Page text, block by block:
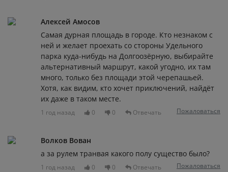
Алексей Амосов
Самая дурная площадь в городе. Кто незнаком с
ней и желает проехать со стороны Удельного
парка куда-нибудь на Долгоозёрную, выбирайте
альтернативный маршрут, какой угодно, их там
много, только без площади этой черепашьей.
Хотя, как видим, кто хочет приключений, найдёт
их даже в таком месте.
1 год назад 0 0 Отвечать Пожаловаться
Волков Вован
а за рулем транвая какого полу существо было?
1 год назад 0 0 Отвечать Пожаловаться